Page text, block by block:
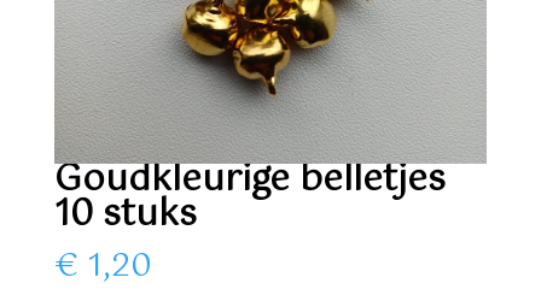
Goudkleurige belletjes
10 stuks
€ 1,20